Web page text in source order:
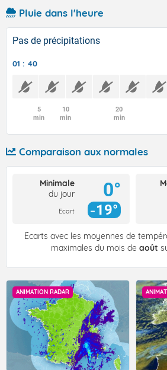
Pluie dans l'heure
Pas de précipitations
01 : 40
5
min
10
min
20
min
Comparaison aux normales
Minimale
du jour
Ecart
0°
19°
Écarts avec les moyennes de
maximales du mois de août
ANIMATION RADAR